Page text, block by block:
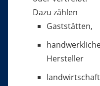
Dazu zählen
Gaststätten,
Hersteller